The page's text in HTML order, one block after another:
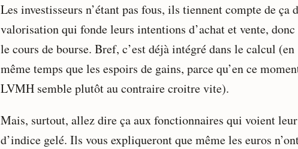
Les investisseurs n’étant pas fous, ils tiennent compte de ça
valorisation qui fonde leurs intentions d’achat et vente, donc
le cours de bourse. Bref, c’est déjà intégré dans le calcul (en
même temps que les espoirs de gains, parce qu’en ce
LVMH semble plutôt au contraire croitre vite).
Mais, surtout, allez dire ça aux fonctionnaires qui voient
d’indice gelé. Ils vous expliqueront que même les euros